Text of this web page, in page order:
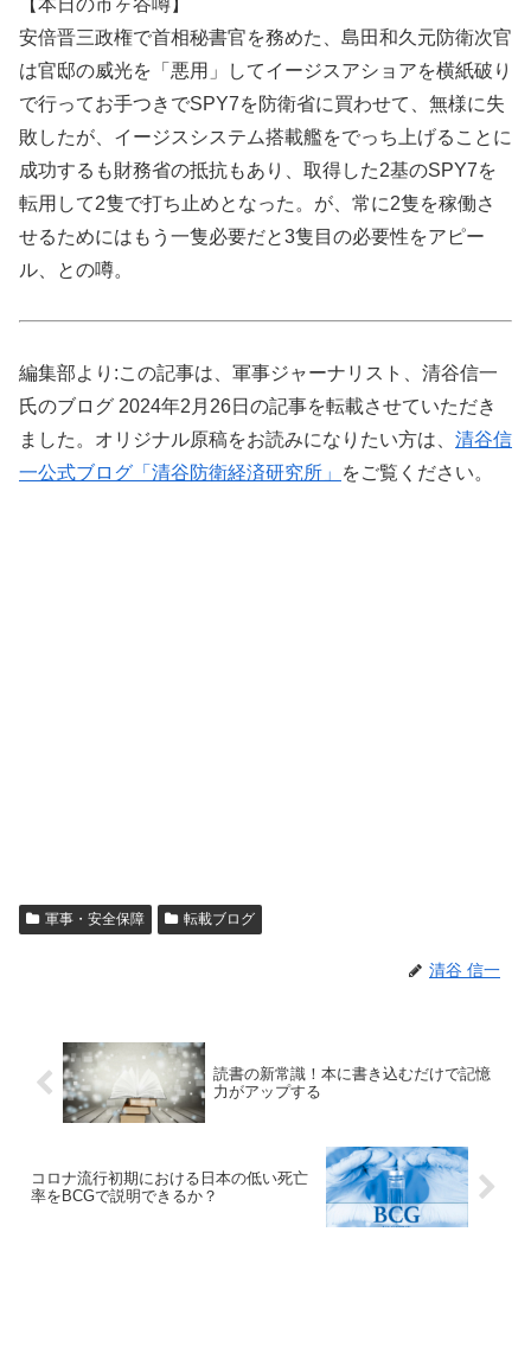
安倍晋三政権で首相秘書官を務めた、島田和久元防衛次官
は官邸の威光を「悪用」してイージスアショアを横紙破り
で行ってお手つきでSPY7を防衛省に買わせて、無様に失
敗したが、イージスシステム搭載艦をでっち上げることに
成功するも財務省の抵抗もあり、取得した2基のSPY7を
転用して2隻で打ち止めとなった。が、常に2隻を稼働さ
せるためにはもう一隻必要だと3隻目の必要性をアピー
ル、との噂。
編集部より:この記事は、軍事ジャーナリスト、清谷信一
氏のブログ 2024年2月26日の記事を転載させていただき
ました。オリジナル原稿をお読みになりたい方は、 清谷信
一公式ブログ「清谷防衛経済研究所」
をご覧ください。
軍事・安全保障 転載ブログ
清谷 信一
読書の新常識！本に書き込むだけで記憶
力がアップする
コロナ流行初期における日本の低い死亡
率をBCGで説明できるか？